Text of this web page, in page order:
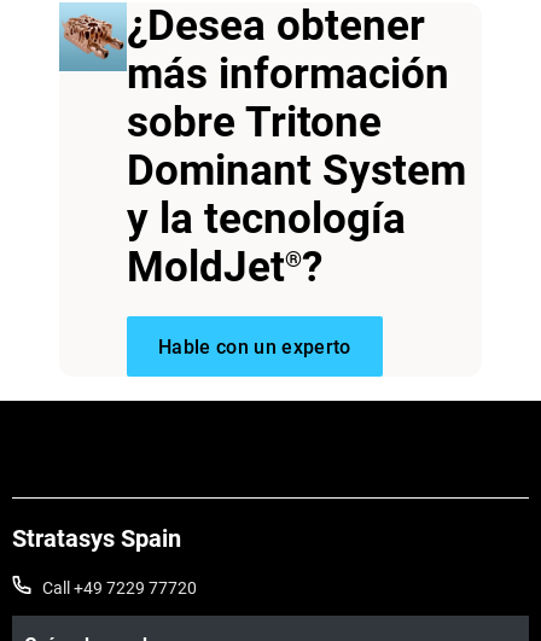
¿Desea obtener
más información
sobre Tritone
Dominant System
y la tecnología
MoldJet®?
Hable con un experto
Stratasys Spain
Call +49 7229 77720